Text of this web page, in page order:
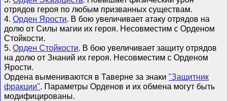
отрядов героя по любым призванных существам.
4.Орден Ярости. В бою увеличивает атаку отрядов на
долю от Силы магии их героя. Несовместим с Орденом
Стойкости.
5.Орден Стойкости. В бою увеличивает защиту отрядов
на долю от Знаний их героя. Несовместим с Орденом
Ярости.
Ордена вымениваются в Таверне за знаки"Защитник
фракции". Параметры Орденов и их обмена могут быть
модифицированы.